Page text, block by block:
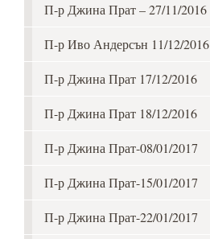
П-р Джина Прат – 27/11/2016
П-р Иво Андерсън 11/12/2016
П-р Джина Прат 17/12/2016
П-р Джина Прат 18/12/2016
П-р Джина Прат-08/01/2017
П-р Джина Прат-15/01/2017
П-р Джина Прат-22/01/2017